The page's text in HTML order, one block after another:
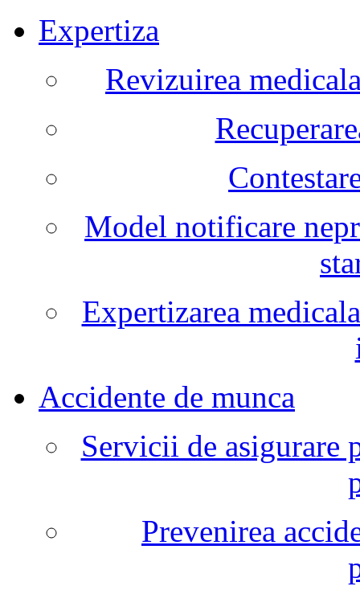
Expertiza
Revizuirea
Model notificare
Expertizarea
Accidente de munca
Servicii de asigurare
Prevenirea